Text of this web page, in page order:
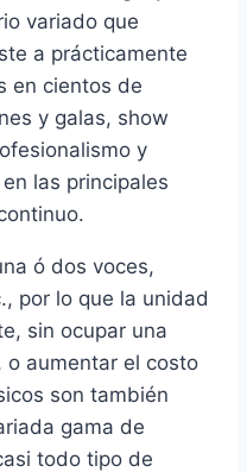
variado que
a prácticamente
en cientos de
y galas, show
y
las principales
ó dos voces,
por lo que la unidad
sin ocupar una
aumentar el costo
son también
gama de
todo tipo de